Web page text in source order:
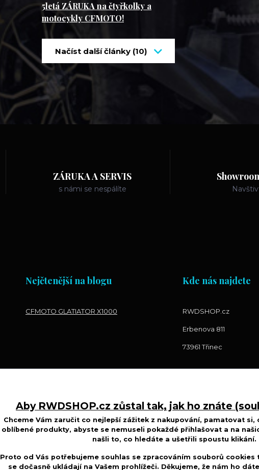
5letá ZÁRUKA na čtyřkolky a
motocykly CFMOTO!
Načíst další články (10)
ZÁRUKA A SERVIS
s námi se nespálíte
Nejčtenější na blogu
CFMOTO GLATIATOR X1000
Kde nás najdete
RWDSHOP.cz
Erbenova 811
73961 Třinec
Aby RWDSHOP.cz zůstal tak, jak ho znáte
Chceme Vám zaručit co nejlepší zážitek z nakupování, pamatovat si,
oblíbené produkty, abyste se nemuseli pokaždé přihlašovat a na
našli to, co hledáte a ušetřili spoustu klikání.
Proto od Vás potřebujeme souhlas se zpracováním souborů cookies
se dočasně ukládají na Vašem prohlížeči. Děkujeme, že nám ho